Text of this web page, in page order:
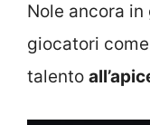
Nole ancora
giocatori
talento